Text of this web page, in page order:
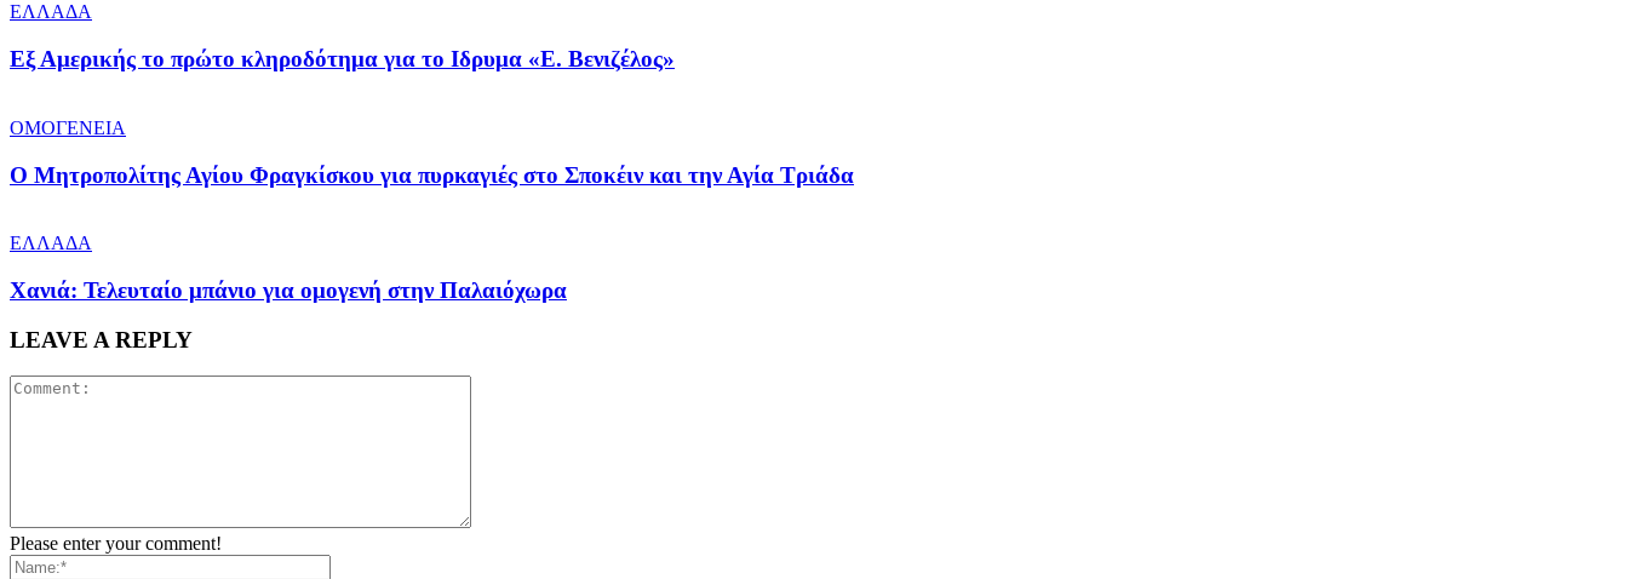
ΕΛΛΑΔΑ
Εξ Αμερικής το πρώτο κληροδότημα για το Ιδρυμα «Ε. Βενιζέλος»
ΟΜΟΓΕΝΕΙΑ
Ο Μητροπολίτης Αγίου Φραγκίσκου για πυρκαγιές στο Σποκέιν και την Αγία Τριάδα
ΕΛΛΑΔΑ
Χανιά: Τελευταίο μπάνιο για ομογενή στην Παλαιόχωρα
LEAVE A REPLY
Please enter your comment!